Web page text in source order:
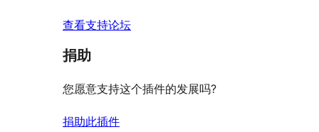
查看支持论坛
捐助
您愿意支持这个插件的发展吗?
捐助此插件